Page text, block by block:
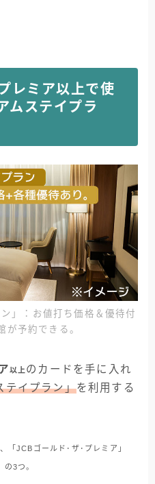
レミア以上で使
ムステイプラ
」：お値打ち価格＆優待付
が予約できる。
以上 のカードを手に入れ
テイプラン」を利用する
「JCBゴールド･ザ･プレミア」
の3つ。